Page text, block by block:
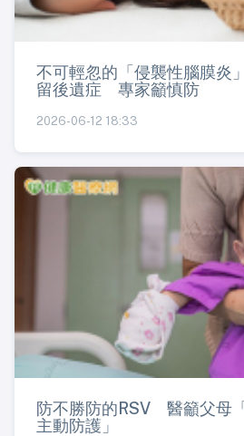
不可輕忽的「侵襲性腦膜炎
留後遺症 專家籲慎防
2026-06-12 18:33
防不勝防的RSV 醫籲父母
主動防護」